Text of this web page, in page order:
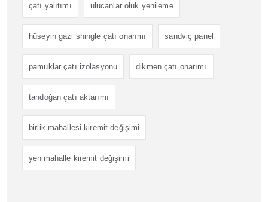
çatı yalıtımı ulucanlar oluk yenileme
hüseyin gazi shingle çatı onarımı sandviç panel
pamuklar çatı izolasyonu dikmen çatı onarımı
tandoğan çatı aktarımı
birlik mahallesi kiremit değişimi
yenimahalle kiremit değişimi